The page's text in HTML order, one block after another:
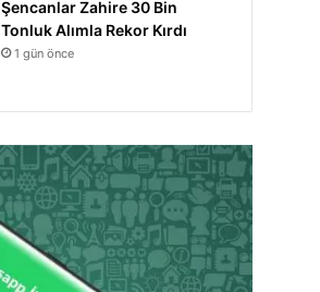
Şencanlar Zahire 30 Bin
Tonluk Alımla Rekor Kırdı
1 gün önce